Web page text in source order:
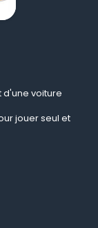
d'une voiture
jouer seul et